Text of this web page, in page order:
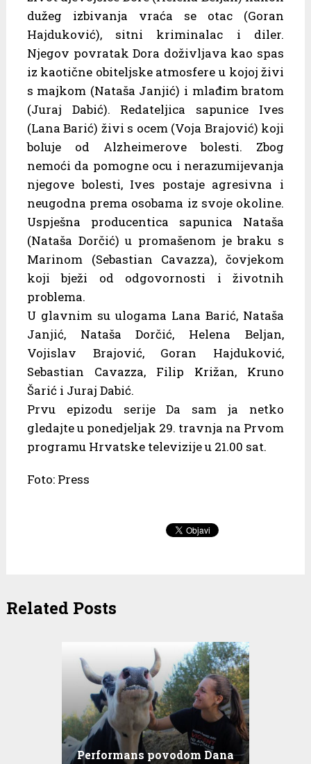
dužeg izbivanja vraća se otac (Goran
Hajduković), sitni kriminalac i diler.
Njegov povratak Dora doživljava kao spas
iz kaotične obiteljske atmosfere u kojoj živi
s majkom (Nataša Janjić) i mlađim bratom
(Juraj Dabić). Redateljica sapunice Ives
(Lana Barić) živi s ocem (Voja Brajović) koji
boluje od Alzheimerove bolesti. Zbog
nemoći da pomogne ocu i nerazumijevanja
njegove bolesti, Ives postaje agresivna i
neugodna prema osobama iz svoje okoline.
Uspješna producentica sapunica Nataša
(Nataša Dorčić) u promašenom je braku s
Marinom (Sebastian Cavazza), čovjekom
koji bježi od odgovornosti i životnih
problema.
U glavnim su ulogama Lana Barić, Nataša
Janjić, Nataša Dorčić, Helena Beljan,
Vojislav Brajović, Goran Hajduković,
Sebastian Cavazza, Filip Križan, Kruno
Šarić i Juraj Dabić.
Prvu epizodu serije Da sam ja netko
gledajte u ponedjeljak 29. travnja na Prvom
programu Hrvatske televizije u 21.00 sat.
Foto: Press
Related Posts
Performans povodom Dana